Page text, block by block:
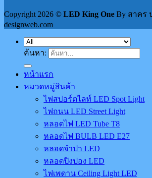
Copyright 2026 © LED King One By สาคร
designweb.com
ค้นหา:
หน้าแรก
หมวดหมู่สินค้า
ไฟสปอร์ตไลท์ LED Spot Light
ไฟถนน LED Street Light
หลอดไฟ LED Tube T8
หลอดไฟ BULB LED E27
หลอดจำปา LED
หลอดปิงปอง LED
ไฟเพดาน Ceiling Light LED